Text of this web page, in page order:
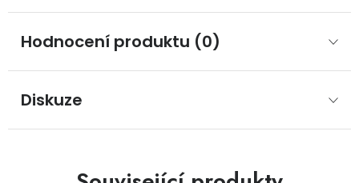
Hodnocení produktu (0)
Diskuze